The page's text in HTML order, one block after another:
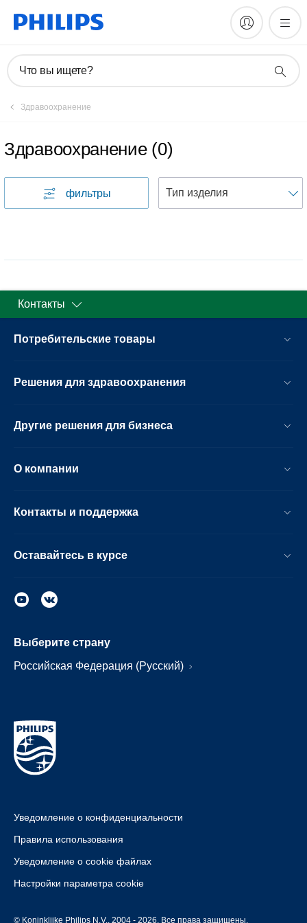
Что вы ищете?
Здравоохранение
Здравоохранение (0)
фильтры
Контакты
Потребительские товары
Решения для здравоохранения
Другие решения для бизнеса
О компании
Контакты и поддержка
Оставайтесь в курсе
Выберите страну
Российская Федерация (Русский)
Уведомление о конфиденциальности
Правила использования
Уведомление о cookie файлах
Настройки параметра cookie
© Koninklijke Philips N.V., 2004 - 2026. Все права защищены.